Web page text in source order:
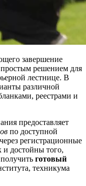
завершение
решением для
лестнице. В
различной
реестрами и
предоставляет
по доступной
регистрационные
и достойны того,
готовый
техникума